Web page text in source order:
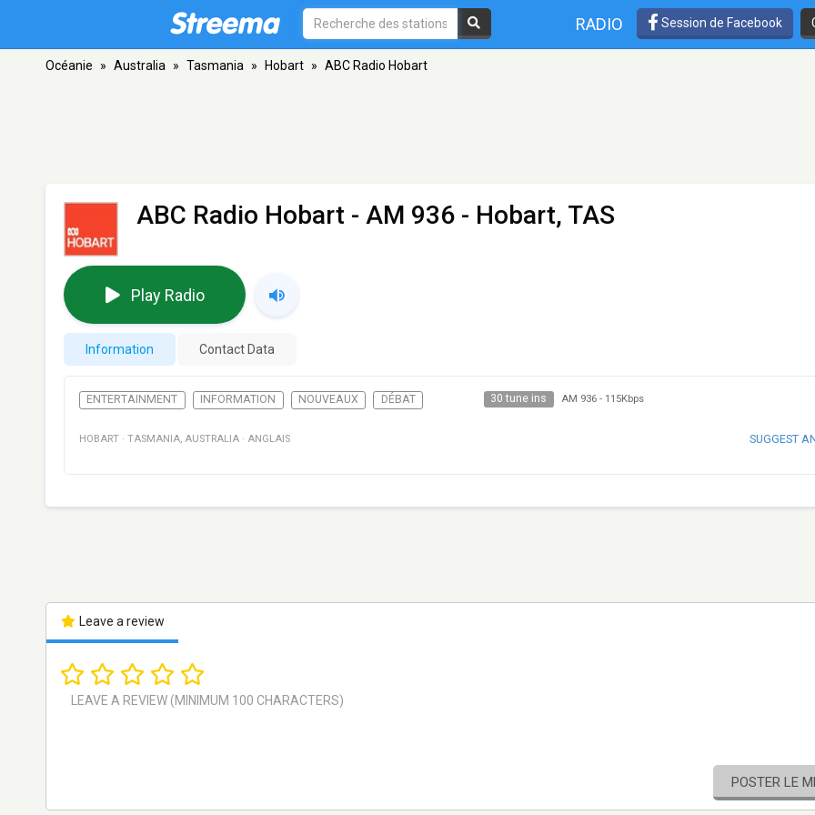
RADIO Session de Facebook
Océanie » Australia » Tasmania » Hobart » ABC Radio Hobart
ABC Radio Hobart - AM 936 - Hobart, TAS
Play Radio
Information Contact Data
ENTERTAINMENT INFORMATION NOUVEAUX DÉBAT 30 tune ins AM 936- 115Kbps
HOBART · TASMANIA, AUSTRALIA · ANGLAIS SUGGEST
Leave a review
POSTER LE